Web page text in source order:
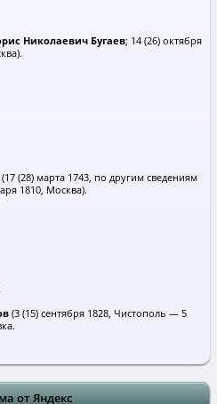
Николаевич Бугаев; 14 (26) октября
(17 (28) марта 1743, по другим сведениям
1810, Москва).
(3 (15) сентября 1828, Чистополь — 5
от Яндекс